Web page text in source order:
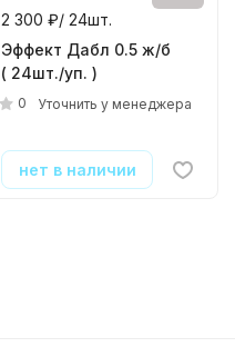
2 300 ₽/ 24шт.
Эффект Дабл 0.5 ж/б
( 24шт./уп. )
0 Уточнить у менеджера
нет в наличии